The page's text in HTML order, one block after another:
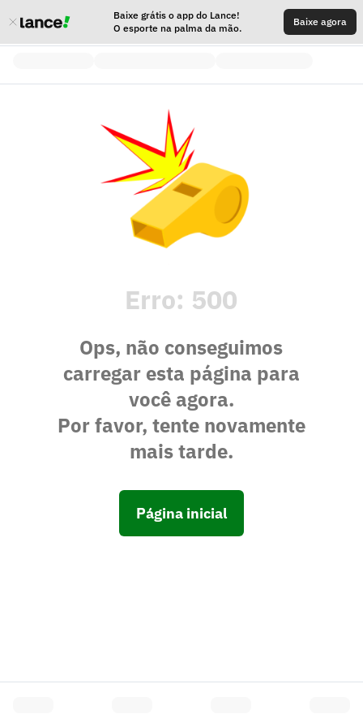
Baixe grátis o app do Lance!
O esporte na palma da mão.
Baixe agora
Erro: 500
Ops, não conseguimos
carregar esta página para
você agora.
Por favor, tente novamente
mais tarde.
Página inicial